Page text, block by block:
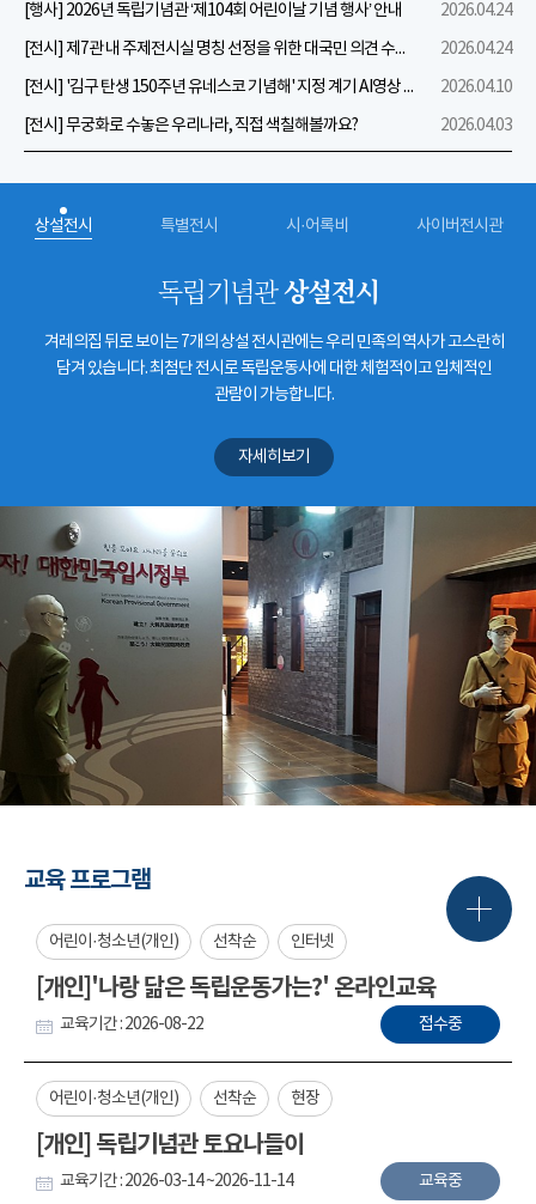
[행사] 2026년 독립기념관 ‘제104회 어린이날 기념 행사’ 안내
2026.04.24
[전시] 제7관 내 주제전시실 명칭 선정을 위한 대국민 의견 수렴 실시
2026.04.24
[전시] '김구 탄생 150주년 유네스코 기념해' 지정 계기 AI영상 국민공모 개최 안내
2026.04.10
[전시] 무궁화로 수놓은 우리나라, 직접 색칠해볼까요?
2026.04.03
상설전시 특별전시 시·어록비 사이버전시관
독립기념관상설전시
겨레의집 뒤로 보이는 7개의 상설 전시관에는 우리 민족의 역사가 고스란히
담겨 있습니다. 최첨단 전시로 독립운동사에 대한 체험적이고 입체적인
관람이 가능합니다.
자세히보기
교육 프로그램
어린이·청소년(개인) 선착순 인터넷
[개인]'나랑 닮은 독립운동가는?' 온라인교육
교육기간 : 2026-08-22 접수중
어린이·청소년(개인) 선착순 현장
[개인] 독립기념관 토요나들이
교육기간 : 2026-03-14 ~2026-11-14 교육중